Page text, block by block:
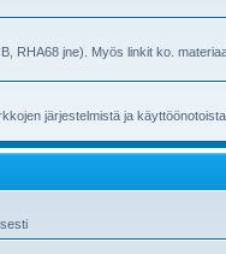
RHA68 jne). Myös linkit ko.
järjestelmistä ja käyttöönotoista.